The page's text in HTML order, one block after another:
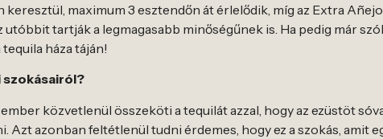
keresztül, maximum 3 esztendőn át érlelődik, míg az Extra
tartják a legmagasabb minőségűnek is. Ha pedig már
háza táján!
közvetlenül összeköti a tequilát azzal, hogy az ezüstöt
Azt azonban feltétlenül tudni érdemes, hogy ez a szokás, amit